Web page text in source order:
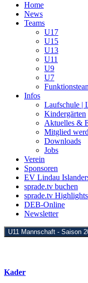
Home
News
Teams
U17
U15
U13
U11
U9
U7
Infos
Laufschule |
Kindergärten
Aktuelles &
Mitglied
Downloads
Jobs
Verein
Sponsoren
EV Lindau
sprade.tv buchen
sprade.tv Highlights
DEB-Online
Newsletter
U11 Mannschaft - Saison
Kader